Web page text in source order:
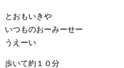
とおもいきや
いつものおーみーせー
うえーい
歩いて約１０分